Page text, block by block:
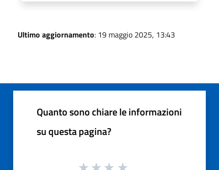
Ultimo aggiornamento: 19 maggio 2025, 13:43
Quanto sono chiare le informazioni
su questa pagina?